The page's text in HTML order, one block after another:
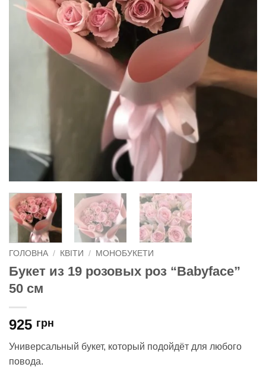
ГОЛОВНА / КВІТИ / МОНОБУКЕТИ
Букет из 19 розовых роз “Babyface”
50 см
925 грн
Универсальный букет, который подойдёт для любого
повода.